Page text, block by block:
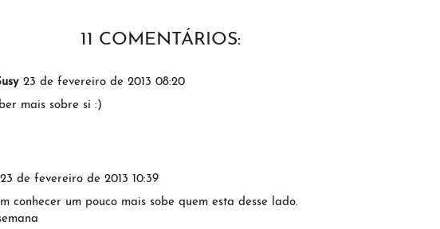
11 COMENTÁRIOS:
23 de fevereiro de 2013 08:20
mais sobre si :)
23 de fevereiro de 2013 10:39
conhecer um pouco mais sobe quem esta desse lado.